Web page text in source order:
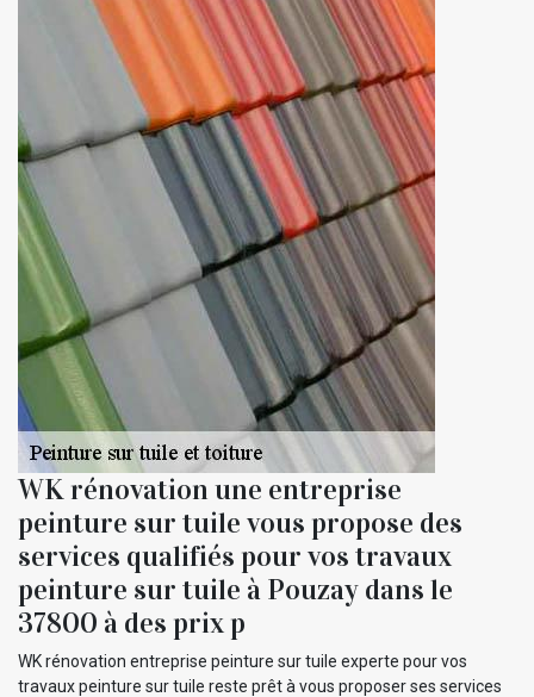
WK rénovation une entreprise
peinture sur tuile vous propose des
services qualifiés pour vos travaux
peinture sur tuile à Pouzay dans le
37800 à des prix p
WK rénovation entreprise peinture sur tuile experte pour vos
travaux peinture sur tuile reste prêt à vous proposer ses services